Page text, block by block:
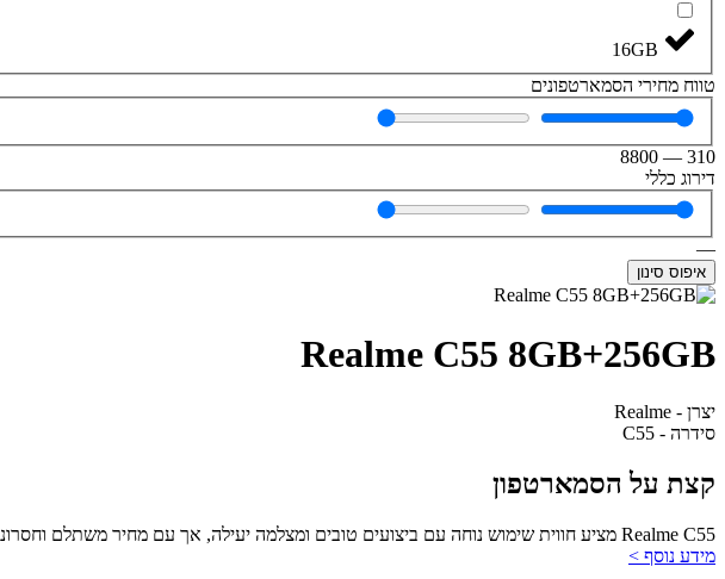
16GB
טווח מחירי הסמארטפונים
310
—
8800
דירוג כללי
—
איפוס סינון
Realme C55 8GB+256GB
יצרן - Realme
סידרה - C55
קצת על הסמארטפון
Realme C55 מציע חווית שימוש נוחה עם ביצועים טובים ומצלמה יעילה, אך עם מחיר משתלם וחסרונות בתמיכה ובזיכרון.
מידע נוסף >